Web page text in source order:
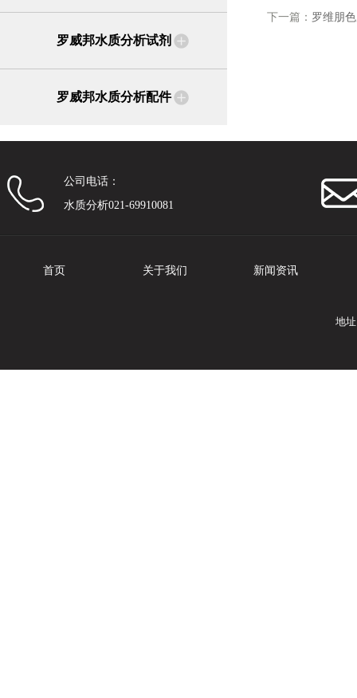
罗威邦水质分析试剂
罗威邦水质分析配件
下一篇： 罗维朋
公司电话：
水质分析021-69910081
首页 关于我们 新闻资讯
地